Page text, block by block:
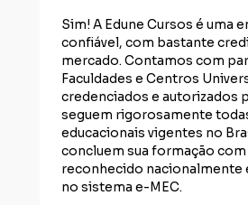
Sim! A Edune Cursos é uma
confiável, com bastante
mercado. Contamos com
Faculdades e Centros
credenciados e autorizados
seguem rigorosamente
educacionais vigentes no
concluem sua formação
reconhecido nacionalmente
no sistema e-MEC.